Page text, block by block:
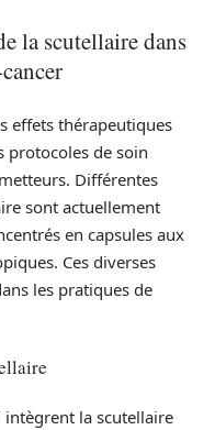
la scutellaire dans
effets thérapeutiques
protocoles de soin
Différentes
sont actuellement
en capsules aux
Ces diverses
les pratiques de
intègrent la scutellaire